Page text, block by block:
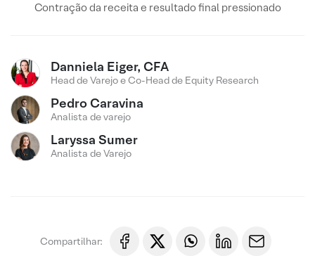
Contração da receita e resultado final pressionado
Danniela Eiger, CFA
Head de Varejo e Co-Head de Equity Research
Pedro Caravina
Analista de varejo
Laryssa Sumer
Analista de Varejo
Compartilhar: